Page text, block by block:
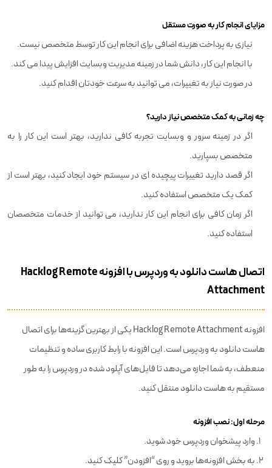
مزایای انجام کار به صورت مستقل
نیازی به پرداخت هزینه اضافی برای انجام این کار توسط متخصص نیست.
با انجام این کار، دانش شما در زمینه مدیریت وبسایت افزایش پیدا می کند.
در صورت نیاز به تغییرات، می توانید به سرعت خودتان اقدام کنید.
چه زمانی به کمک متخصص نیاز دارید؟
اگر در زمینه سرور و وبسایت تجربه کافی ندارید، بهتر است این کار را به
متخصص بسپارید.
اگر قصد دارید تغییرات پیچیده ای در سیستم خود ایجاد کنید، بهتر است از
کمک یک متخصص استفاده کنید.
اگر زمان کافی برای انجام این کار ندارید، می توانید از خدمات متخصصان
استفاده کنید.
اتصال هاست دانلود به وردپرس با افزونه Hacklog Remote
Attachment
افزونه Hacklog Remote Attachment یکی از بهترین گزینه‌ها برای اتصال
هاست دانلود به وردپرس است. این افزونه با رابط کاربری ساده و تنظیمات
منعطف، به شما اجازه می‌دهد تا فایل‌های آپلود شده در وردپرس را به طور
مستقیم به هاست دانلود منتقل کنید.
مرحله اول:‌ نصب افزونه
وارد پیشخوان وردپرس خود شوید.
به بخش افزونه‌ها بروید و روی “افزودن” کلیک کنید.